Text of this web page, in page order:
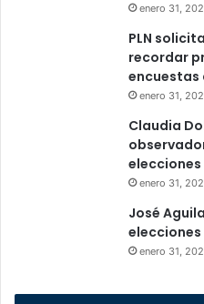
enero 31,
PLN
recordar
encuestas
enero 31,
Claudia
elecciones
enero 31,
José
enero 31,